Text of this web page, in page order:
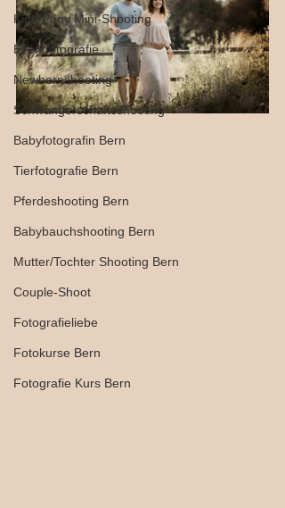
Kind/Pony Mini-Shooting
Eventfotografie
Newbornshooting
Schwangerschaftsshooting
Babyfotografin Bern
Tierfotografie Bern
Pferdeshooting Bern
Babybauchshooting Bern
Mutter/Tochter Shooting Bern
Couple-Shoot
Fotografieliebe
Fotokurse Bern
Fotografie Kurs Bern